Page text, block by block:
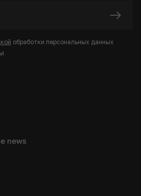
news
обработки персональных данных